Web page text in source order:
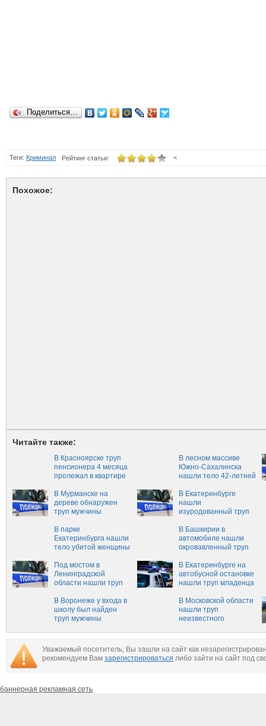
Поделиться…
Теги: Криминал <
Рейтинг статьи:
Похожое:
Читайте также:
В Красноярске труп
пенсионера 4 месяца
пролежал в квартире
В лесном массиве
Южно-Сахалинска
нашли тело 42-летней
В Мурманске на
дереве обнаружен
труп мужчины
В Екатеринбурге
нашли
изуродованный труп
В парке
Екатеринбурга нашли
тело убитой женщины
В Башкирии в
автомобиле нашли
окровавленный труп
Под мостом в
Ленинградской
области нашли труп
девочки
В Екатеринбурге на
автобусной остановке
нашли труп младенца
В Воронеже у входа в
школу был найден
труп мужчины
В Московской области
нашли труп
неизвестного
Уважаемый посетитель, Вы зашли на сайт как
рекомендуем Вам зарегистрироваться либо зайти на сайт под
баннерная рекламная сеть